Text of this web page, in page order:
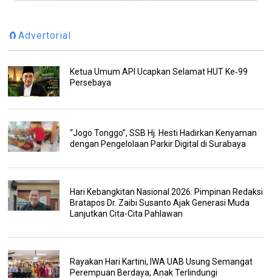
🧲Advertorial
Ketua Umum API Ucapkan Selamat HUT Ke‑99
Persebaya
“Jogo Tonggo”, SSB Hj. Hesti Hadirkan Kenyaman
dengan Pengelolaan Parkir Digital di Surabaya
Hari Kebangkitan Nasional 2026: Pimpinan Redaksi
Bratapos Dr. Zaibi Susanto Ajak Generasi Muda
Lanjutkan Cita-Cita Pahlawan
Rayakan Hari Kartini, IWA UAB Usung Semangat
Perempuan Berdaya, Anak Terlindungi